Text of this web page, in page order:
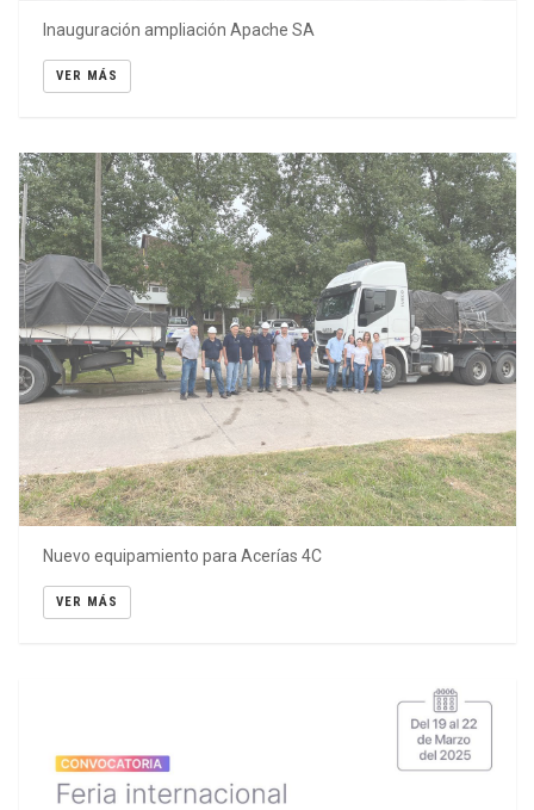
Inauguración ampliación Apache SA
VER MÁS
Nuevo equipamiento para Acerías 4C
VER MÁS